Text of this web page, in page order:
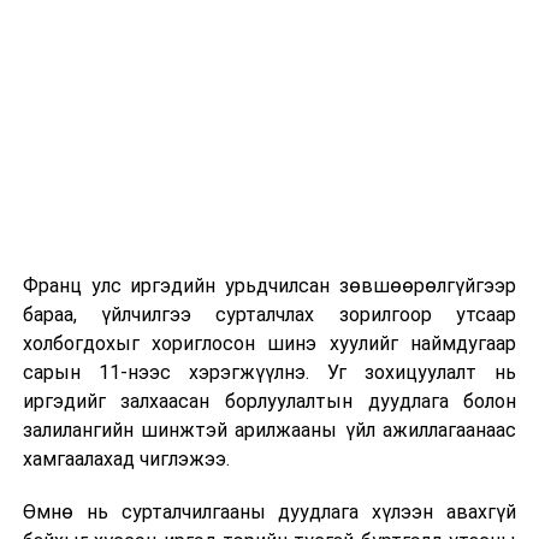
2026 оны 9 дүгээр сарын 13-наас оюутнуудыг
дотуур байранд оруулж эхэлнэ.
Сургууль, цэцэрлэгийн үйл ажиллагааны
зохицуулалт
2026 оны 8 дугаар сарын 17–28-ны өдрүүдэд
байранд элсэлт, бүртгэл болон бусад аливаа
Франц улс иргэдийн урьдчилсан зөвшөөрөлгүйгээр
бараа, үйлчилгээ сурталчлах зорилгоор утсаар
холбогдохыг хориглосон шинэ хуулийг наймдугаар
сарын 11-нээс хэрэгжүүлнэ. Уг зохицуулалт нь
иргэдийг залхаасан борлуулалтын дуудлага болон
залилангийн шинжтэй арилжааны үйл ажиллагаанаас
хамгаалахад чиглэжээ.
Өмнө нь сурталчилгааны дуудлага хүлээн авахгүй